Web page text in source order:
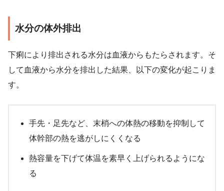
水分の体外排出
下痢により排出される水分は血液からもたらされます。そ
して血液から水分を排出した結果、以下の変化が起こりま
す。
手先・足先など、末梢への体熱の移動を抑制して
体幹部の熱を逃がしにくくなる
熱容量を下げて体温を素早く上げられるようにな
る